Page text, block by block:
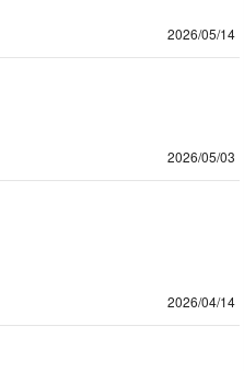
2026/05/14
2026/05/03
2026/04/14